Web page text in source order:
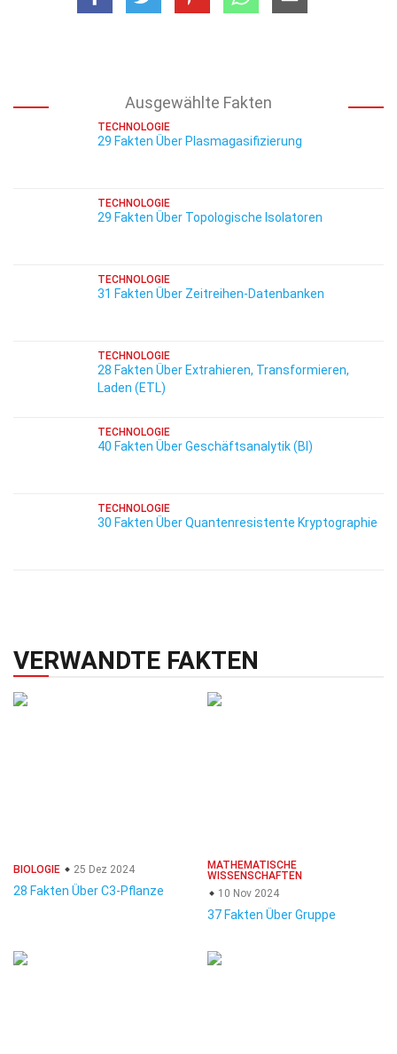
Ausgewählte Fakten
TECHNOLOGIE
29 Fakten Über Plasmagasifizierung
TECHNOLOGIE
29 Fakten Über Topologische Isolatoren
TECHNOLOGIE
31 Fakten Über Zeitreihen-Datenbanken
TECHNOLOGIE
28 Fakten Über Extrahieren, Transformieren,
Laden (ETL)
TECHNOLOGIE
40 Fakten Über Geschäftsanalytik (BI)
TECHNOLOGIE
30 Fakten Über Quantenresistente Kryptographie
VERWANDTE FAKTEN
BIOLOGIE 25 Dez 2024
28 Fakten Über C3-Pflanze
MATHEMATISCHE
WISSENSCHAFTEN
10 Nov 2024
37 Fakten Über Gruppe